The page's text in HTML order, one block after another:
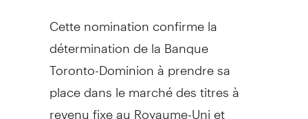
Cette nomination confirme la
détermination de la Banque
Toronto-Dominion à prendre sa
place dans le marché des titres à
revenu fixe au Royaume-Uni et